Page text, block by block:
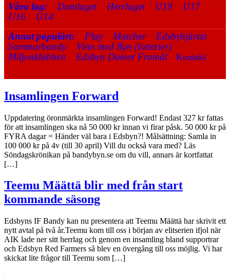
Våra lag:
Damlaget Herrlaget U19
U17
U16
U14
Annat populärt:
Play Matcher
Edsbyhjärtat
Sommarbandy
Vinn med Byn (lotterier)
Miljonklubben
Edsbyn Damer Framåt Kontakt
Insamlingen Forward
Uppdatering öronmärkta insamlingen Forward! Endast 327 kr fattas
för att insamlingen ska nå 50 000 kr innan vi firar påsk. 50 000 kr på
FYRA dagar = Händer väl bara i Edsbyn?! Målsättning: Samla in
100 000 kr på 4v (till 30 april) Vill du också vara med? Läs
Söndagskrönikan på bandybyn.se om du vill, annars är kortfattat
[…]
Teemu Määttä blir med från start
kommande säsong
Edsbyns IF Bandy kan nu presentera att Teemu Määttä har skrivit ett
nytt avtal på två år.Teemu kom till oss i början av elitserien ifjol när
AIK lade ner sitt herrlag och genom en insamling bland supportrar
och Edsbyn Red Farmers så blev en övergång till oss möjlig. Vi har
skickat lite frågor till Teemu som […]